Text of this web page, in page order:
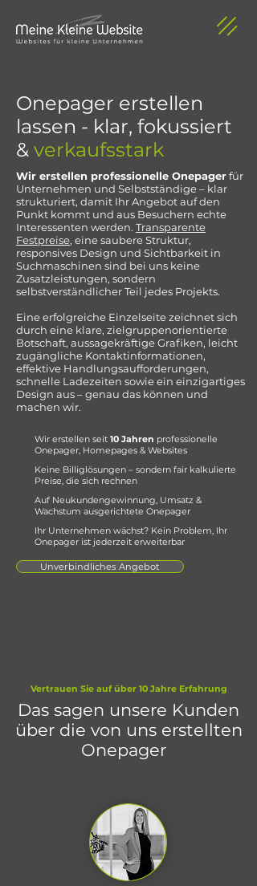
Onepager erstellen
lassen - klar, fokussiert
& verkaufsstark
Wir erstellen professionelle Onepagerfür
Unternehmen und Selbstständige – klar
strukturiert, damit Ihr Angebot auf den
Punkt kommt und aus Besuchern echte
Interessenten werden. Transparente
Festpreise, eine saubere Struktur,
responsives Design und Sichtbarkeit in
Suchmaschinen sind bei uns keine
Zusatzleistungen, sondern
selbstverständlicher Teil jedes Projekts.
​Eine erfolgreiche Einzelseite zeichnet sich
durch eine klare, zielgruppenorientierte
Botschaft, aussagekräftige Grafiken, leicht
zugängliche Kontaktinformationen,
effektive Handlungsaufforderungen,
schnelle Ladezeiten sowie ein einzigartiges
Design aus – genau das können und
machen wir.
Wir erstellen seit 10 Jahren professionelle
Onepager, Homepages & Websites
Keine Billiglösungen – sondern fair kalkulierte
Preise, die sich rechnen
Auf Neukundengewinnung, Umsatz &
Wachstum ausgerichtete Onepager
Ihr Unternehmen wächst? Kein Problem, Ihr
Onepager ist jederzeit erweiterbar
Unverbindliches Angebot
Vertrauen Sie auf über 10 Jahre Erfahrung
Das sagen unsere Kunden
über die von uns erstellten
Onepager